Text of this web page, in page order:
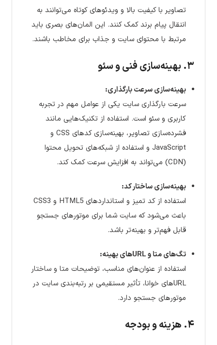
تصاویر با کیفیت بالا و ویدئوهای کوتاه می‌توانند به
انتقال پیام برند کمک کنند. این المان‌های بصری باید
مرتبط با محتوای سایت و جذاب برای مخاطب باشند.
۳. بهینه‌سازی فنی و سئو
بهینه‌سازی سرعت بارگذاری:
سرعت بارگذاری سایت یکی از عوامل مهم در تجربه
کاربری و سئو است. استفاده از تکنیک‌هایی مانند
فشرده‌سازی تصاویر، بهینه‌سازی کدهای CSS و
JavaScript و استفاده از شبکه‌های تحویل محتوا
(CDN) می‌تواند به افزایش سرعت کمک کند.
بهینه‌سازی ساختار کد:
استفاده از کد تمیز و استانداردهای HTML5 و CSS3
باعث می‌شود که سایت شما برای موتورهای جستجو
قابل فهم‌تر و بهینه‌تر باشد.
تگ‌های متا و URL‌های بهینه:
استفاده از عنوان‌های مناسب، توضیحات متا و ساختار
URL‌های خوانا، تأثیر مستقیمی بر رتبه‌بندی سایت در
موتورهای جستجو دارد.
۴. هزینه و بودجه